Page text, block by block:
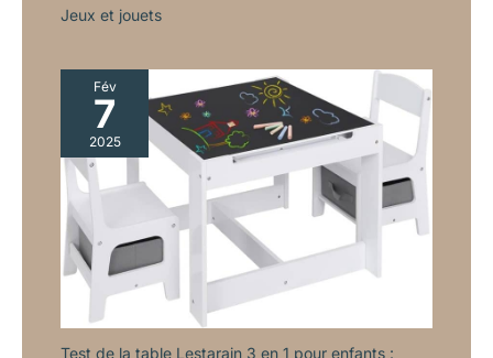
Jeux et jouets
Fév
7
2025
Test de la table Lestarain 3 en 1 pour enfants :